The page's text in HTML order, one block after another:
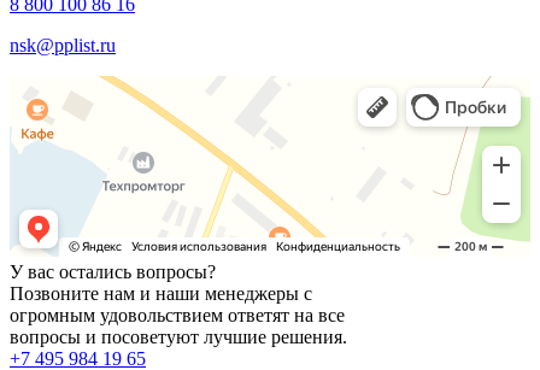
nsk@pplist.ru
У вас остались вопросы?
Позвоните нам и наши менеджеры с
огромным удовольствием ответят на все
вопросы и посоветуют лучшие решения.
+7 495 984 19 65